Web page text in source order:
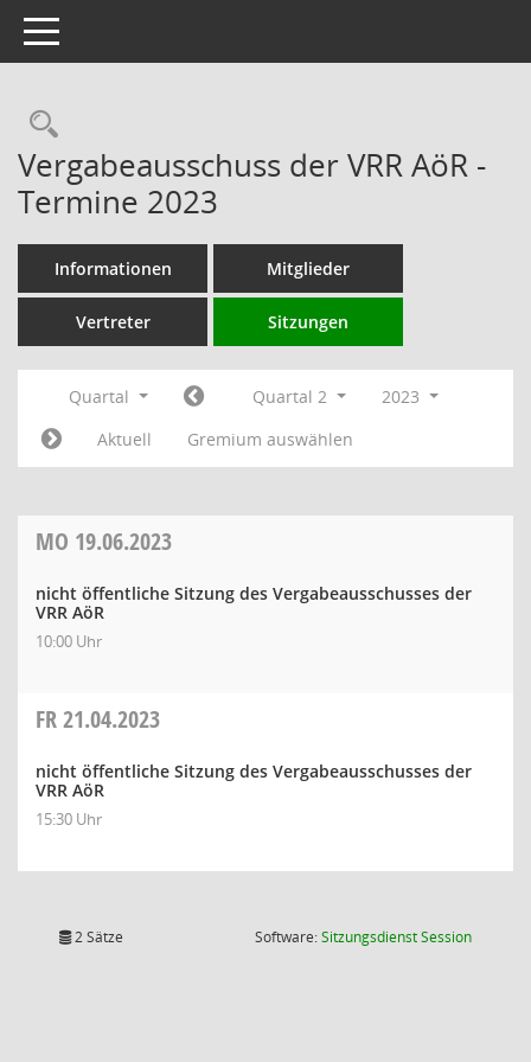
Toggle navigation
Rechercheauswahl
Vergabeausschuss der VRR AöR -
Termine 2023
Informationen Mitglieder
Vertreter Sitzungen
Quartal Quartal 2
2023
Aktuell
Gremium auswählen
MO 19.06.2023
nicht öffentliche Sitzung des Vergabeausschusses der
VRR AöR
10:00 Uhr
FR21.04.2023
nicht öffentliche Sitzung des Vergabeausschusses der
VRR AöR
15:30 Uhr
2 Sätze Software:SitzungsdienstSession(Wird in